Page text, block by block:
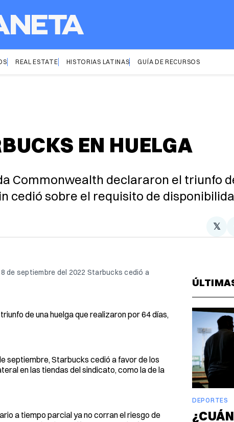
REAL ESTATE HISTORIAS LATINAS GUÍA DE RECURSOS
EN HUELGA
Commonwealth declararon el triunfo
cedió sobre el requisito de
𝕏
de septiembre del 2022 Starbucks cedió a
de una huelga que realizaron por 64 días,
septiembre, Starbucks cedió a favor de los
en las tiendas del sindicato, como la de la
a tiempo parcial ya no corran el riesgo de
DEPORTES